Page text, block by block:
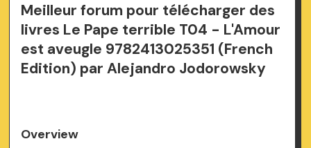
Meilleur forum pour télécharger des
livres Le Pape terrible T04 - L'Amour
est aveugle 9782413025351 (French
Edition) par Alejandro Jodorowsky
Overview